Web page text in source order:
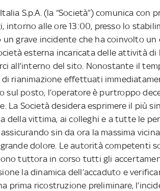
S.p.A. (la “Società”) comunica con
intorno alle ore 13:00, presso lo
un grave incidente che ha coinvolto un
esterna incaricata delle attività di
all’interno del sito. Nonostante il
rianimazione effettuati
sul posto, l’operatore è purtroppo
La Società desidera esprimere il più
della vittima, ai colleghi e a tutte le
sin da ora la massima
dolore. Le autorità competenti
tuttora in corso tutti gli
la dinamica dell’accaduto e
prima ricostruzione preliminare,